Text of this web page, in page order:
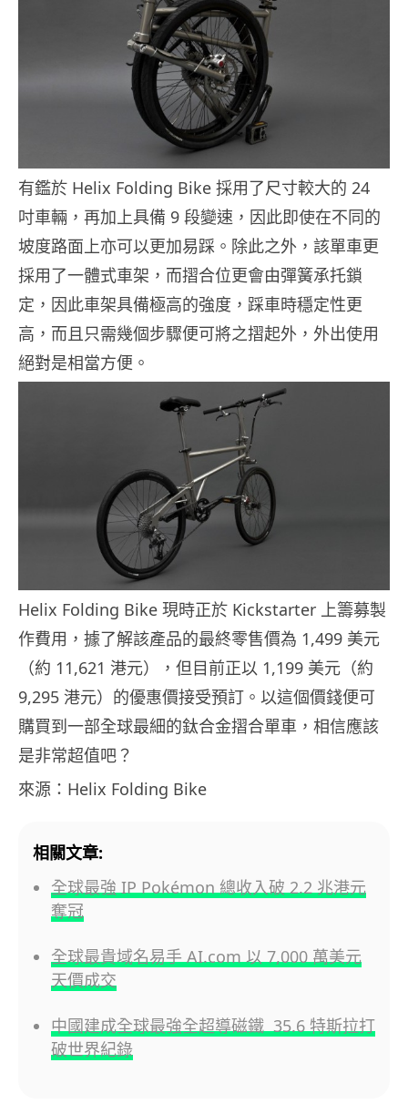
有鑑於 Helix Folding Bike 採用了尺寸較大的 24
吋車輛，再加上具備 9 段變速，因此即使在不同的
坡度路面上亦可以更加易踩。除此之外，該單車更
採用了一體式車架，而摺合位更會由彈簧承托鎖
定，因此車架具備極高的強度，踩車時穩定性更
高，而且只需幾個步驟便可將之摺起外，外出使用
絕對是相當方便。
Helix Folding Bike 現時正於 Kickstarter 上籌募製
作費用，據了解該產品的最終零售價為 1,499 美元
（約 11,621 港元），但目前正以 1,199 美元（約
9,295 港元）的優惠價接受預訂。以這個價錢便可
購買到一部全球最細的鈦合金摺合單車，相信應該
是非常超值吧？
來源：Helix Folding Bike
相關文章:
全球最強 IP Pokémon 總收入破 2.2 兆港元
奪冠
全球最貴域名易手 AI.com 以 7,000 萬美元
天價成交
中國建成全球最強全超導磁鐵 35.6 特斯拉打
破世界紀錄